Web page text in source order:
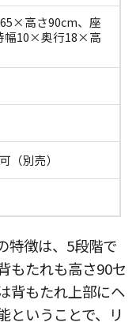
高さ90cm、座
幅10×奥行18×高
（別売）
特徴は、5段階で
たれも高さ90セ
背もたれ上部にヘ
ということで、リ